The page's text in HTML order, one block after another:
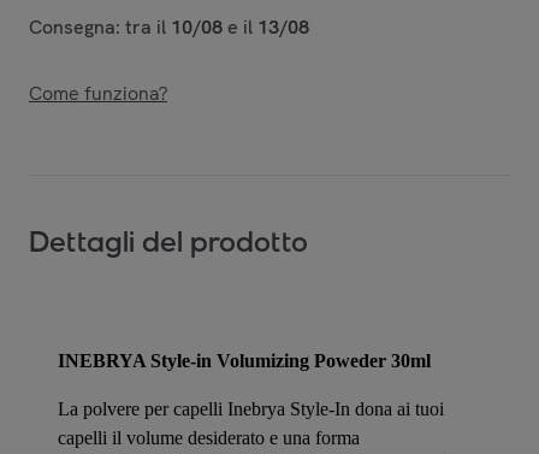
Consegna: tra il 10/08 e il 13/08
Come funziona?
Dettagli del prodotto
INEBRYA Style-in Volumizing Poweder 30ml
La polvere per capelli Inebrya Style-In dona ai tuoi
capelli il volume desiderato e una forma